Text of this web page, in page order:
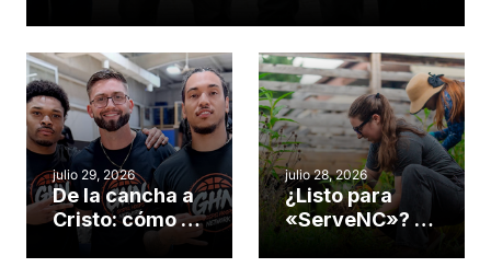
julio 29, 2026
De la cancha a
Cristo: cómo el
gimnasio de
julio 28, 2026
¿Listo para
«ServeNC»? 4